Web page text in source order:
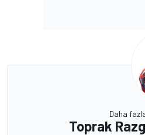
Daha
Toprak